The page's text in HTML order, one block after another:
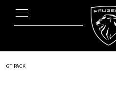
配備表
GT PACK